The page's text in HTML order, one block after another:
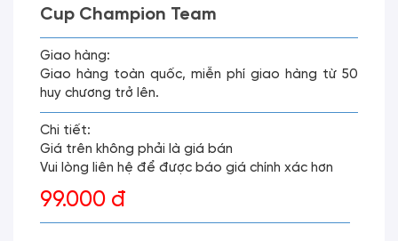
Cup Champion Team
Giao hàng:
Giao hàng toàn quốc, miễn phí giao hàng từ 50
huy chương trở lên.
Chi tiết:
Giá trên không phải là giá bán
Vui lòng liên hệ để được báo giá chính xác hơn
99.000 đ